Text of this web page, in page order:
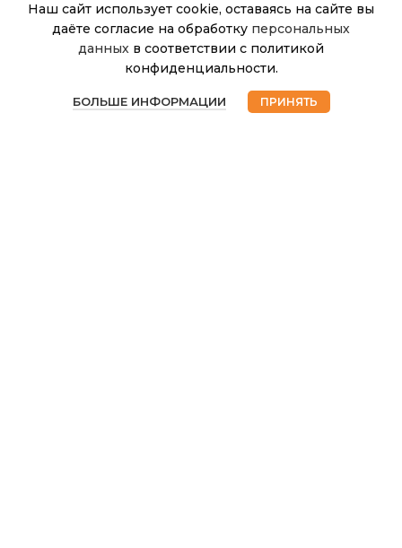
Средства защиты , удобрения, от бытовых
вредителей
Теплицы и парники
Техника для сада
Наш сайт использует cookie, оставаясь на сайте вы
даёте согласие на обработку персональных
данных в соответствии с политикой
конфиденциальности.
БОЛЬШЕ ИНФОРМАЦИИ ПРИНЯТЬ
Тюльпан Грин лов
784.00₽
Нет в
наличии
Магазин Избранное Корзина Мой аккаунт